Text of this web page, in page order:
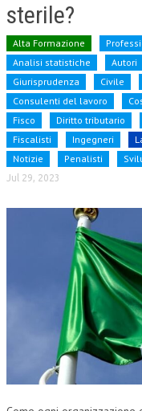
TRIBUTARIA
PENALE
NEWS
ARCHIVIO EVENTI
CORSI ENTI TERZI
PUBBLICAZIONI
TELEGRAM
DOCUMENTI
MANUALI E
TESI DI LAUREA
MATERIALE DIDATTICO
sterile?
Alta Formazione
Analisi statistiche
Autori
Giurisprudenza
Civile
Consulenti del lavoro
Fisco
Diritto tributario
Fiscalisti
Ingegneri
Notizie
Penalisti
Jul 29, 2023